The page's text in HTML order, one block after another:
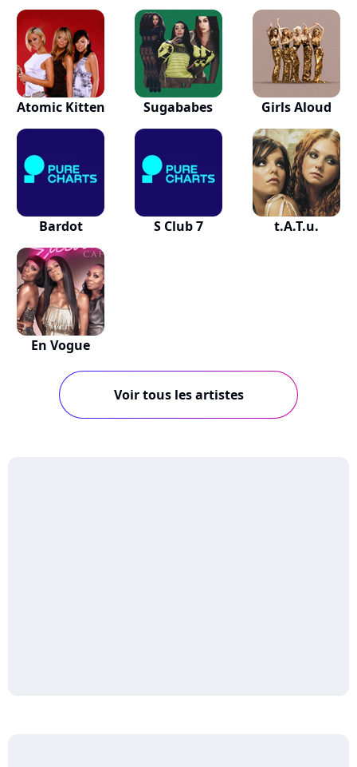
Atomic Kitten Sugababes Girls Aloud
Bardot S Club 7 t.A.T.u.
En Vogue
Voir tous les artistes